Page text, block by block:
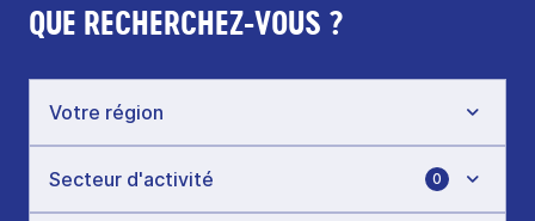
QUE RECHERCHEZ-VOUS ?
0